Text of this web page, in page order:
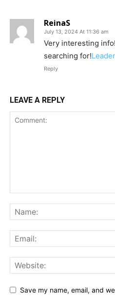
ReinaS
July 13, 2024 At 11:36 am
Very interesting
searching for!
Reply
LEAVE A REPLY
Save my name, email, and